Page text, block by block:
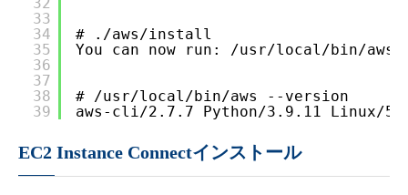
33
34
35
36
37
38
39
# ./aws/install
You can now run: /usr/local/bin/aws
# /usr/local/bin/aws --version
aws-cli/2.7.7 Python/3.9.11 Linux/
EC2 Instance Connectインストール